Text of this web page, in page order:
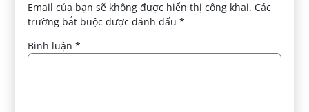
Email của bạn sẽ không được hiển thị công khai. Các
trường bắt buộc được đánh dấu*
Bình luận*